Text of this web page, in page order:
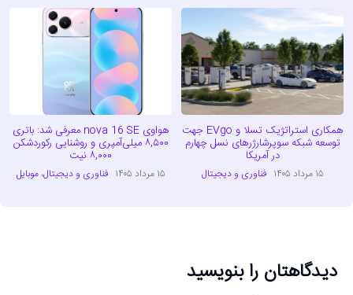
همکاری استراتژیک تسلا و EVgo جهت
توسعه شبکه سوپرشارژرهای نسل چهارم
در آمریکا
۱۵ مرداد ۱۴۰۵ فناوری و دیجیتال
هواوی nova 16 SE معرفی شد: باتری
۸,۵۰۰ میلی‌آمپری و روشنایی رکوردشکن
۸,۰۰۰ نیت
۱۵ مرداد ۱۴۰۵ فناوری و دیجیتال،موبایل
دیدگاهتان را بنویسید